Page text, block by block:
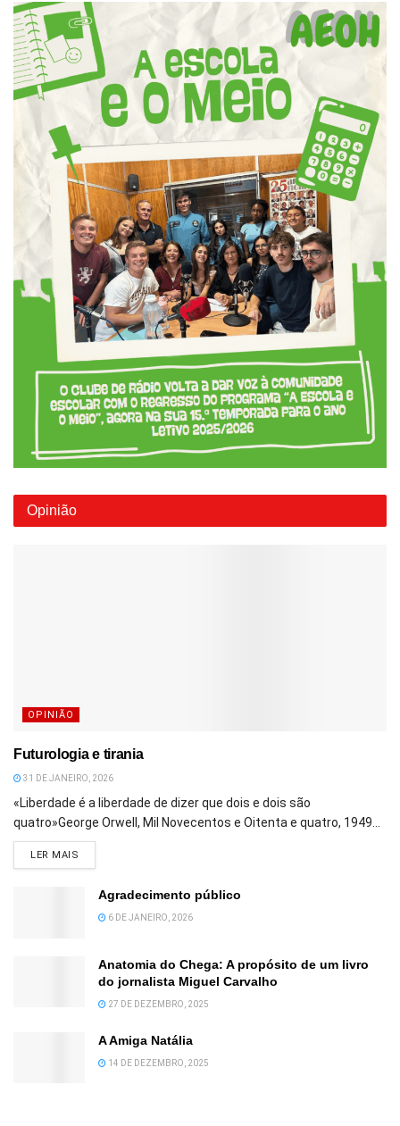
Opinião
OPINIÃO
Futurologia e tirania
31 DE JANEIRO, 2026
«Liberdade é a liberdade de dizer que dois e dois são
quatro»George Orwell, Mil Novecentos e Oitenta e quatro, 1949...
LER MAIS
Agradecimento público
6 DE JANEIRO, 2026
Anatomia do Chega: A propósito de um livro
do jornalista Miguel Carvalho
27 DE DEZEMBRO, 2025
A Amiga Natália
14 DE DEZEMBRO, 2025